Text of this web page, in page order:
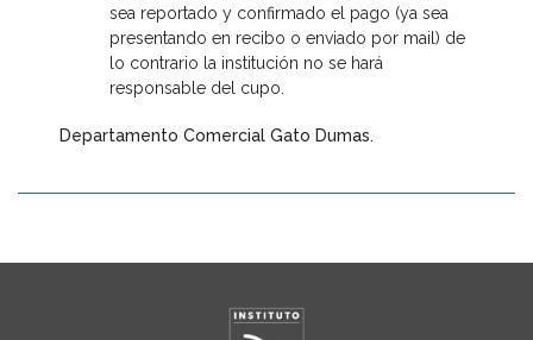
sea reportado y confirmado el pago (ya sea
presentando en recibo o enviado por mail) de
lo contrario la institución no se hará
responsable del cupo.
Departamento Comercial Gato Dumas.